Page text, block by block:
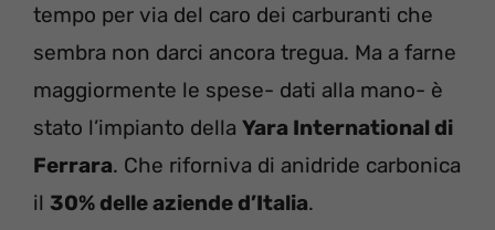
tempo per via del caro dei carburanti che
sembra non darci ancora tregua. Ma a farne
maggiormente le spese- dati alla mano- è
stato l’impianto della Yara International di
Ferrara. Che riforniva di anidride carbonica
il 30% delle aziende d’Italia.